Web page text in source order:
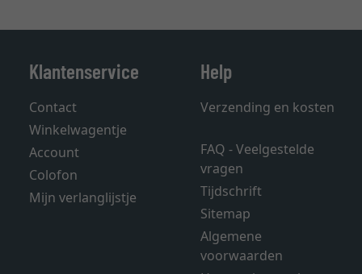
Klantenservice
Contact
Winkelwagentje
Account
Colofon
Mijn verlanglijstje
Help
Verzending en kosten
FAQ - Veelgestelde
vragen
Tijdschrift
Sitemap
Algemene
voorwaarden